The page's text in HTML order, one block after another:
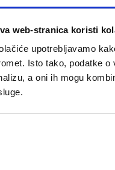
web-stranica koristi
upotrebljavamo
Isto tako, podatke
a oni ih mogu
promjer 280